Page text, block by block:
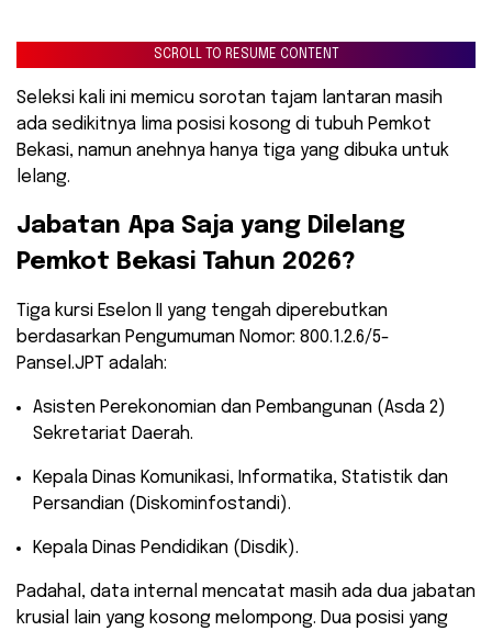
SCROLL TO RESUME CONTENT
Seleksi kali ini memicu sorotan tajam lantaran masih
ada sedikitnya lima posisi kosong di tubuh Pemkot
Bekasi, namun anehnya hanya tiga yang dibuka untuk
lelang.
​Jabatan Apa Saja yang Dilelang
Pemkot Bekasi Tahun 2026?
​Tiga kursi Eselon II yang tengah diperebutkan
berdasarkan Pengumuman Nomor: 800.1.2.6/5-
Pansel.JPT adalah:
Asisten Perekonomian dan Pembangunan (Asda 2)
Sekretariat Daerah.
Kepala Dinas Komunikasi, Informatika, Statistik dan
Persandian (Diskominfostandi).
Kepala Dinas Pendidikan (Disdik).
Padahal, data internal mencatat masih ada dua jabatan
krusial lain yang kosong melompong. ​Dua posisi yang